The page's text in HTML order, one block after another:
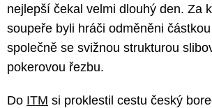
nejlepší čekal velmi dlouhý den. Za
soupeře byli hráči odměněni
společně se svižnou strukturou
pokerovou řezbu.
Do ITM si proklestil cestu český